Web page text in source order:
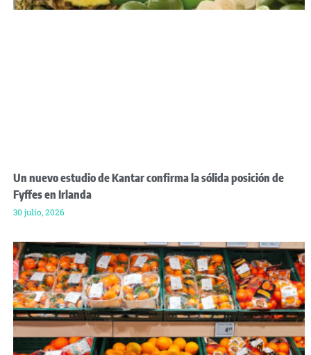
Un nuevo estudio de Kantar confirma la sólida posición de
Fyffes en Irlanda
30 julio, 2026